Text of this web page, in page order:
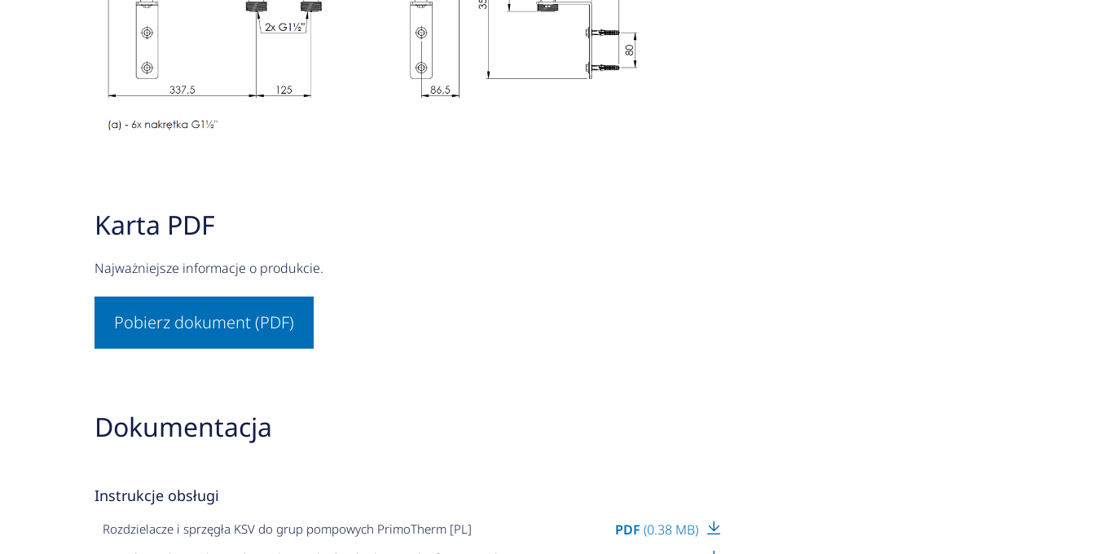
Karta PDF
Najważniejsze informacje o produkcie.
Pobierz dokument (PDF)
Dokumentacja
Instrukcje obsługi
Rozdzielacze i sprzęgła KSV do grup pompowych PrimoTherm [PL] PDF (0.38 MB)